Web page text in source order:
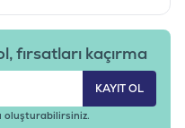
fırsatları kaçırma
KAYIT OL
oluşturabilirsiniz.